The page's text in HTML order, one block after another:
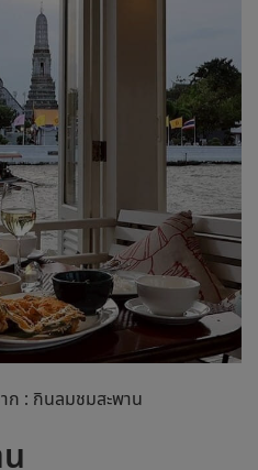
: กินลมชมสะพาน